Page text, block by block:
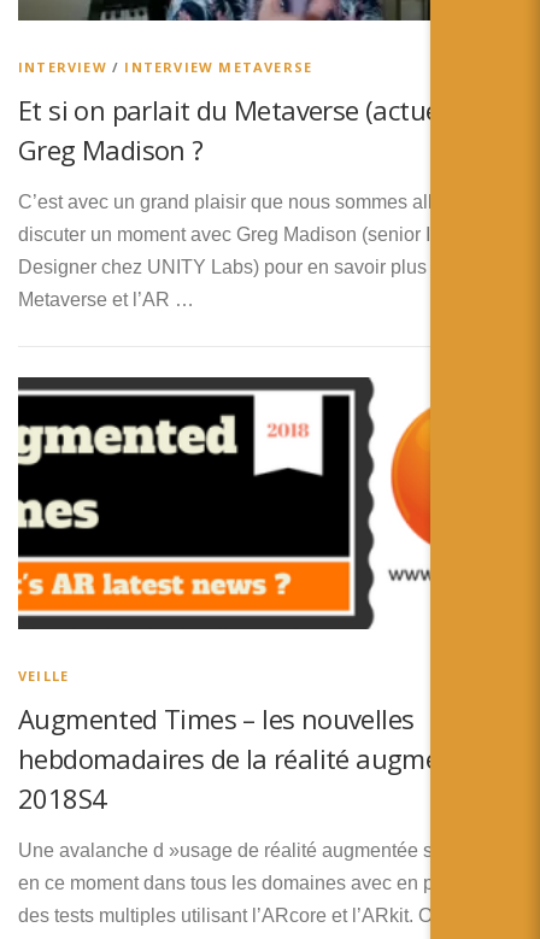
Español
INTERVIEW / INTERVIEW METAVERSE
Et si on parlait du Metaverse (actuel) avec
Greg Madison ?
C’est avec un grand plaisir que nous sommes allés
discuter un moment avec Greg Madison (senior Interaction
Designer chez UNITY Labs) pour en savoir plus sur le
Metaverse et l’AR …
VEILLE
Augmented Times – les nouvelles
hebdomadaires de la réalité augmentée –
2018S4
Une avalanche d »usage de réalité augmentée se déploie
en ce moment dans tous les domaines avec en particulier
des tests multiples utilisant l’ARcore et l’ARkit. On